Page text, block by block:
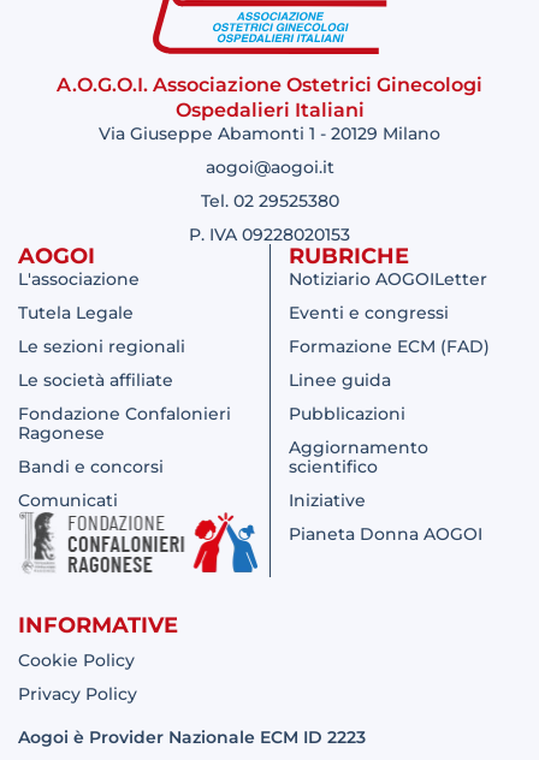
A.O.G.O.I. Associazione Ostetrici Ginecologi
Ospedalieri Italiani
Via Giuseppe Abamonti 1 - 20129 Milano
aogoi@aogoi.it
Tel. 02 29525380
P. IVA 09228020153
AOGOI
L'associazione
Tutela Legale
Le sezioni regionali
Le società affiliate
Fondazione Confalonieri
Ragonese
Bandi e concorsi
Comunicati
RUBRICHE
Notiziario AOGOILetter
Eventi e congressi
Formazione ECM (FAD)
Linee guida
Pubblicazioni
Aggiornamento
scientifico
Iniziative
Pianeta Donna AOGOI
INFORMATIVE
Cookie Policy
Privacy Policy
Aogoi è Provider Nazionale ECM ID 2223